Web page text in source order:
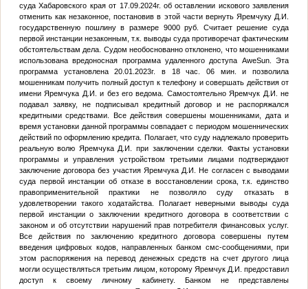
суда Хабаровского края от 17.09.2024г. об оставлении искового заявления
отменить как незаконное, постановив в этой части вернуть Яремчуку Д.И.
государственную пошлину в размере 9000 руб. Считает решение суда
первой инстанции незаконным, т.к. выводы суда противоречат фактическим
обстоятельствам дела. Судом необоснованно отклонено, что мошенниками
использована вредоносная программа удаленного доступа AweSun. Эта
программа установлена 20.01.2023г. в 18 час. 06 мин. и позволила
мошенникам получить полный доступ к телефону и совершать действия от
имени Яремчука Д.И. и без его ведома. Самостоятельно Яремчук Д.И. не
подавал заявку, не подписывал кредитный договор и не распоряжался
кредитными средствами. Все действия совершены мошенниками, дата и
время установки данной программы совпадает с периодом мошеннических
действий по оформлению кредита. Полагает, что суду надлежало проверить
реальную волю Яремчука Д.И. при заключении сделки. Факты установки
программы и управления устройством третьими лицами подтверждают
заключение договора без участия Яремчука Д.И. Не согласен с выводами
суда первой инстанции об отказе в восстановлении срока, т.к. единство
правоприменительной практики не позволяло суду отказать в
удовлетворении такого ходатайства. Полагает неверными выводы суда
первой инстанции о заключении кредитного договора в соответствии с
законом и об отсутствии нарушений прав потребителя финансовых услуг.
Все действия по заключению кредитного договора совершены путем
введения цифровых кодов, направленных банком смс-сообщениями, при
этом распоряжения на перевод денежных средств на счет другого лица
могли осуществляться третьим лицом, которому Яремчук Д.И. предоставил
доступ к своему личному кабинету. Банком не представлены